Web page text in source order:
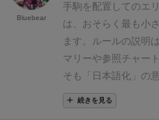
ドがいいけど、効果
けたくないといった
ーム開始時にだけス
分の番をやる人）を
だけいきなりとっつ
き度（Like）
手駒を配置してのエ
は、おそらく最も小
ます。
ルールの説明
マリーや参照チャー
そも「日本語化」の
来る事はシンプル。
ョンが書いてあるか
続きを見る
Bluebear